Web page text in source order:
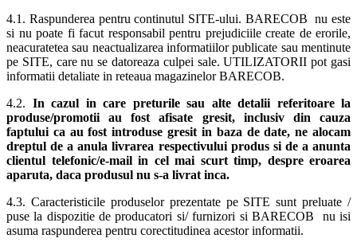
4.1. Raspunderea pentru continutul SITE-ului. BARECOB nu este
si nu poate fi facut responsabil pentru prejudiciile create de erorile,
neacuratetea sau neactualizarea informatiilor publicate sau mentinute
pe SITE, care nu se datoreaza culpei sale. UTILIZATORII pot gasi
informatii detaliate in reteaua magazinelor BARECOB.
4.2. In cazul in care preturile sau alte detalii referitoare la
produse/promotii au fost afisate gresit, inclusiv din cauza
faptului ca au fost introduse gresit in baza de date, ne alocam
dreptul de a anula livrarea respectivului produs si de a anunta
clientul telefonic/e-mail in cel mai scurt timp, despre eroarea
aparuta, daca produsul nu s-a livrat inca.
4.3. Caracteristicile produselor prezentate pe SITE sunt preluate /
puse la dispozitie de producatori si/ furnizori si BARECOB nu isi
asuma raspunderea pentru corectitudinea acestor informatii.